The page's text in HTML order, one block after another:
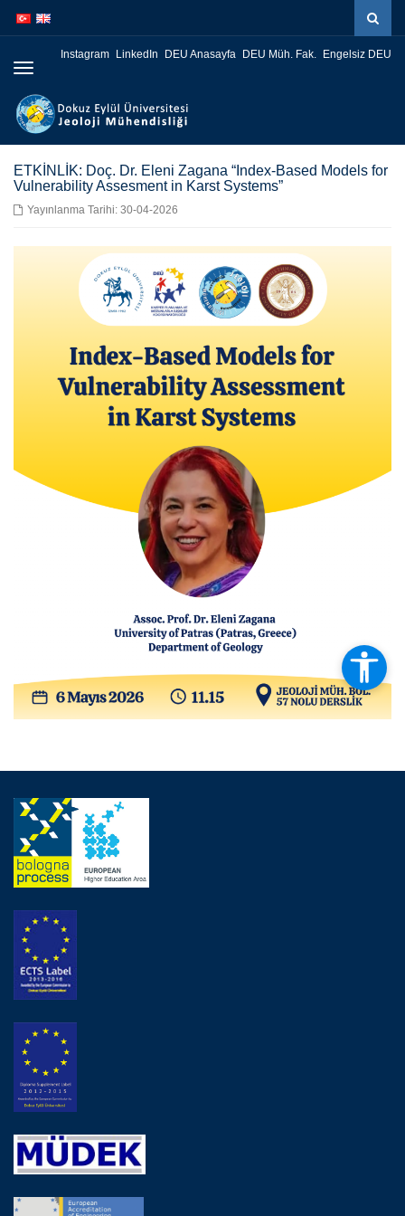
atla
atla
Instagram LinkedIn DEU Anasayfa DEU Müh. Fak.
Engelsiz DEU
Menüye
ETKİNLİK: Doç. Dr. Eleni Zagana “Index-Based Models for
Vulnerability Assesment in Karst Systems”
Yayınlanma Tarihi: 30-04-2026